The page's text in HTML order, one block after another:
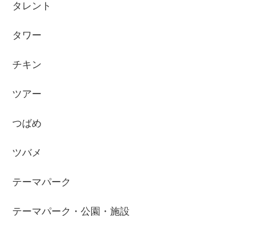
タレント
タワー
チキン
ツアー
つばめ
ツバメ
テーマパーク
テーマパーク・公園・施設